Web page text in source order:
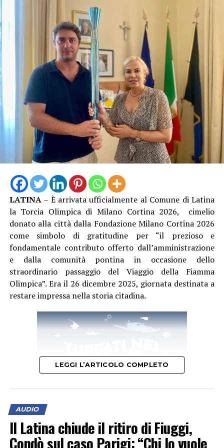
Nel 2025 Alessandro ha inoltre conseguito laqualifica
federale di Allenatore, che gli consente di guidare
formazioni d’Eccellenza e squadre senior fino alla Serie
B Nazionale, un ulteriore tassello nel suo percorso di
crescita tecnica.
Una crescita costante che oggi la società sceglie di
mettere nuovamente al servizio del proprio settore
giovanile, con la convinzione che investire nelle persone
significhi investire nel futuro del club.
LATINA– È arrivata ufficialmente al Comune di Latina
la Torcia Olimpica di Milano Cortina 2026, cimelio
donato alla città dalla Fondazione Milano Cortina 2026
come simbolo di gratitudine per “il prezioso e
fondamentale contributo offerto dall’amministrazione
e dalla comunità pontina in occasione dello
straordinario passaggio del Viaggio della Fiamma
Olimpica”. Era il 26 dicembre 2025, giornata destinata a
restare impressa nella storia citadina.
LEGGI L’ARTICOLO COMPLETO
AUDIO
Il Latina chiude il ritiro di Fiuggi,
Condò sul caso Parigi: “Chi lo vuole